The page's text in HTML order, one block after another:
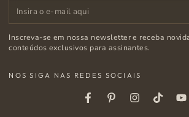
Insira
o
e-
Inscreva-se em nossa newsletter e receba
conteúdos exclusivos para assinantes.
NOS SIGA NAS REDES SOCIAIS
FacebookPinterestInstagramTiktok